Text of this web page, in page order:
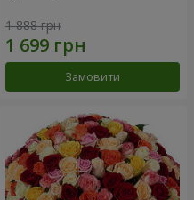
1 888 грн
Замовити